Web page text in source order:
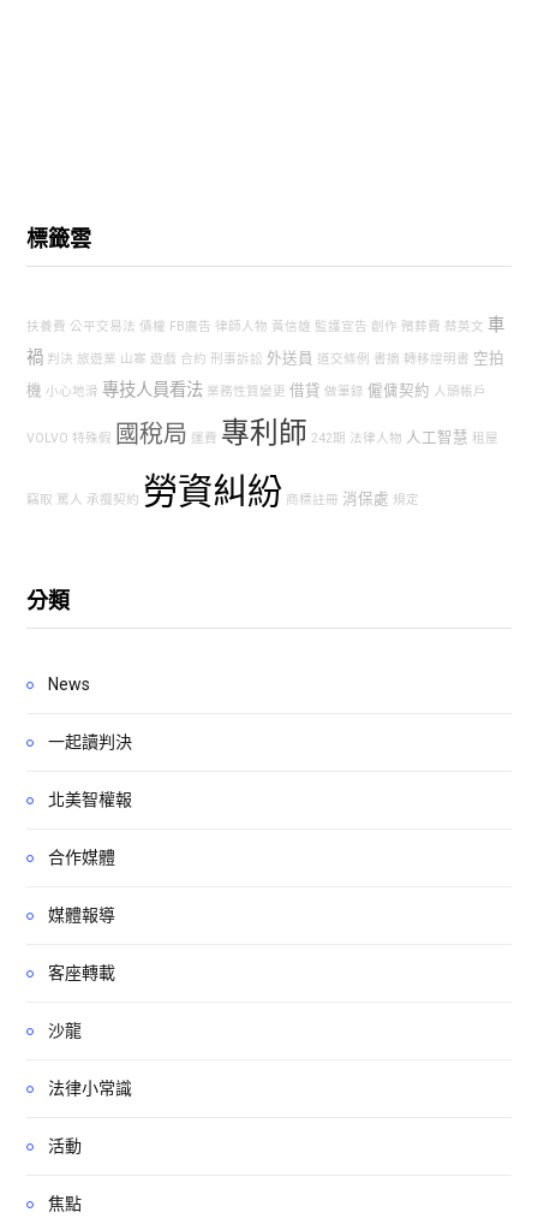
標籤雲
扶養費 公平交易法 債權 FB廣告 律師人物 黃信雄 監護宣告 創作 殯葬費 蔡英文 車
禍 判決 旅遊業 山寨 遊戲 合約 刑事訴訟 外送員 道交條例 書摘 轉移證明書 空拍
機 小心地滑 專技人員看法 業務性質變更 借貸 做筆錄 僱傭契約 人頭帳戶
VOLVO 特殊假 國稅局 運費 專利師 242期 法律人物 人工智慧 租屋
竊取 罵人 承攬契約 勞資糾紛 商標註冊 消保處 規定
分類
News
一起讀判決
北美智權報
合作媒體
媒體報導
客座轉載
沙龍
法律小常識
活動
焦點